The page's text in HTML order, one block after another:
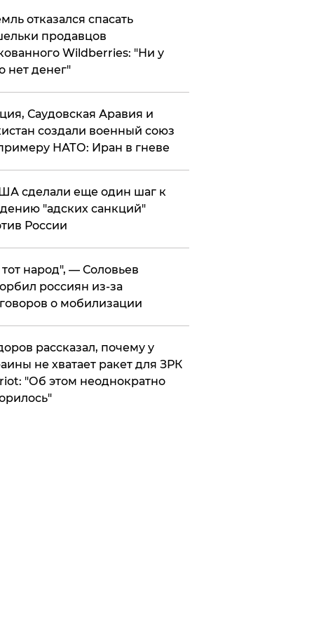
отказался спасать
продавцов
Wildberries: "Ни у
нет денег"
Саудовская Аравия и
создали военный союз
НАТО: Иран в гневе
сделали еще один шаг к
"адских санкций"
России
народ", — Соловьев
россиян из-за
о мобилизации
рассказал, почему у
не хватает ракет для ЗРК
"Об этом неоднократно